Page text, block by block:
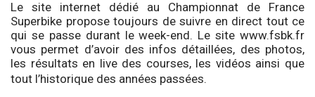
Le site internet dédié au Championnat de France
Superbike propose toujours de suivre en direct tout ce
qui se passe durant le week-end. Le site www.fsbk.fr
vous permet d’avoir des infos détaillées, des photos,
les résultats en live des courses, les vidéos ainsi que
tout l’historique des années passées.